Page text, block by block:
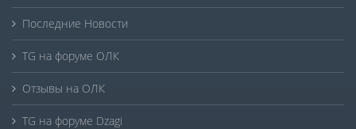
Последние Новости
TG на форуме ОЛК
Отзывы на ОЛК
TG на форуме Dzagi